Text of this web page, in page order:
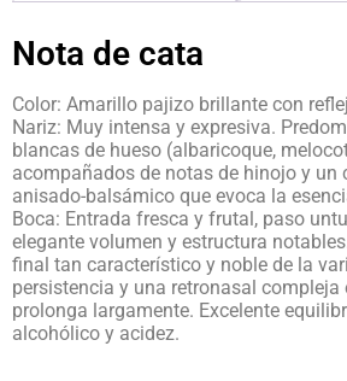
Nota de cata
Color: Amarillo pajizo brillante con
Nariz: Muy intensa y expresiva.
blancas de hueso (albaricoque,
acompañados de notas de hinojo y
anisado-balsámico que evoca la
Boca: Entrada fresca y frutal, paso
elegante volumen y estructura
final tan característico y noble de la
persistencia y una retronasal compleja
prolonga largamente. Excelente
alcohólico y acidez.